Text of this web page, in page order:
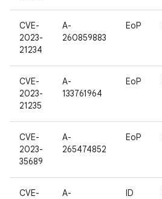
CVE-
2023-
21234
A-
260859883
EoP
CVE-
2023-
21235
A-
133761964
EoP
CVE-
2023-
35689
A-
265474852
EoP
CVE-
A-
ID